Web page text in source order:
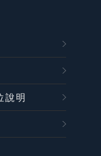
說明